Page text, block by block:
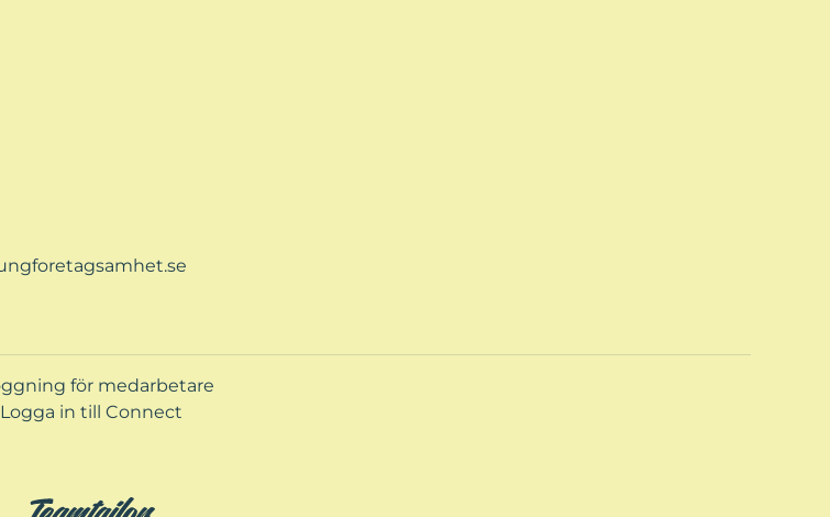
för medarbetare
Logga in till Connect